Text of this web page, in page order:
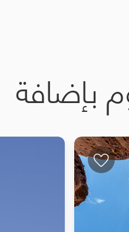
بإضافة